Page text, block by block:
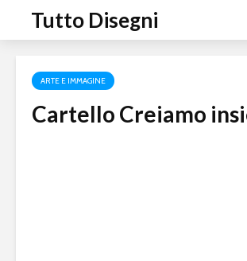
Tutto Disegni
ARTE E IMMAGINE
Cartello Creiamo